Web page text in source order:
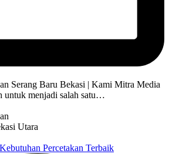
Serang Baru Bekasi | Kami Mitra Media
untuk menjadi salah satu…
Percetakan Terbaik